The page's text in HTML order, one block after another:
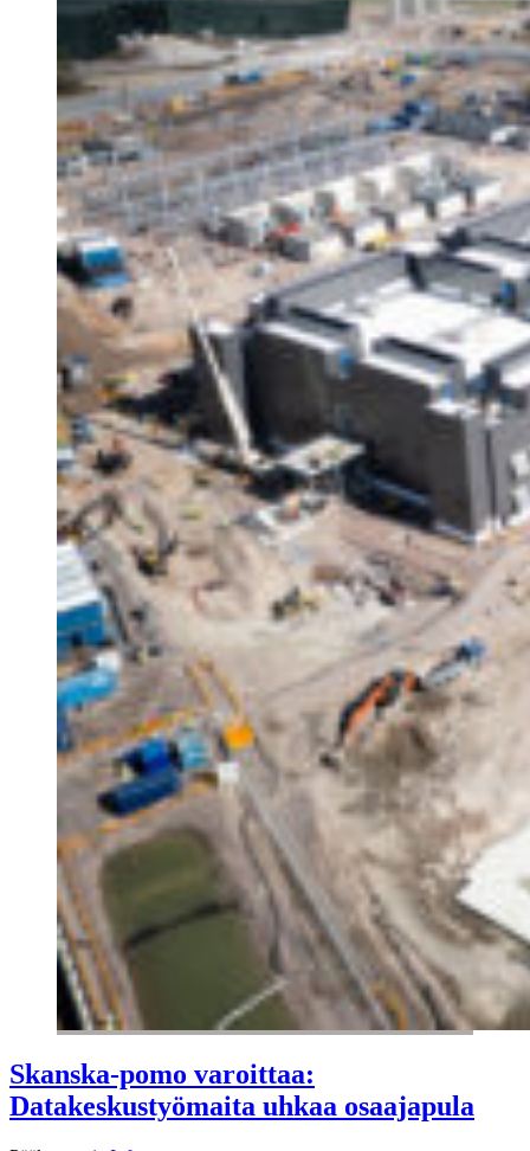
Skanska-pomo varoittaa:
Datakeskustyömaita uhkaa osaajapula